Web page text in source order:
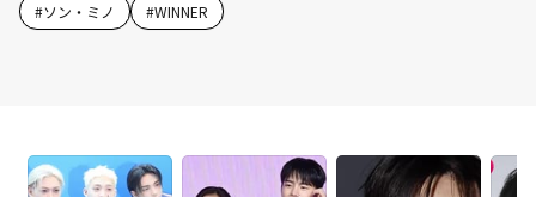
#ソン・ミノ #WINNER